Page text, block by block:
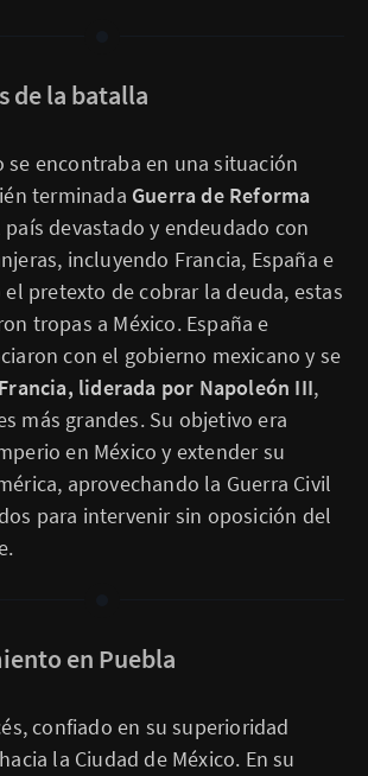
de la batalla
se encontraba en una situación
terminada Guerra de Reforma
devastado y endeudado con
incluyendo Francia, España e
pretexto de cobrar la deuda, estas
tropas a México. España e
con el gobierno mexicano y se
Francia, liderada por Napoleón III,
más grandes. Su objetivo era
en México y extender su
aprovechando la Guerra Civil
para intervenir sin oposición del
en Puebla
confiado en su superioridad
la Ciudad de México. En su